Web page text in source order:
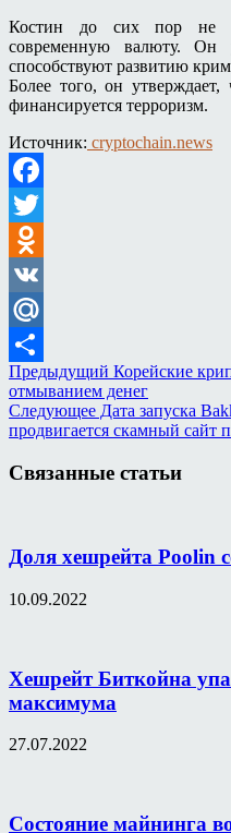
Костин до сих пор не
современную валюту. Он
способствуют развитию
Более того, он
финансируется терроризм.
Источник: cryptochain.news
Facebook
Twitter
Odnoklassniki
VK
Mail.Ru
Отправить
Предыдущий Корейские
отмыванием денег
Следующее Дата запуска
продвигается скамный сайт
Связанные статьи
Доля хешрейта Poolin
10.09.2022
Хешрейт Биткойна
максимума
27.07.2022
Состояние майнинга